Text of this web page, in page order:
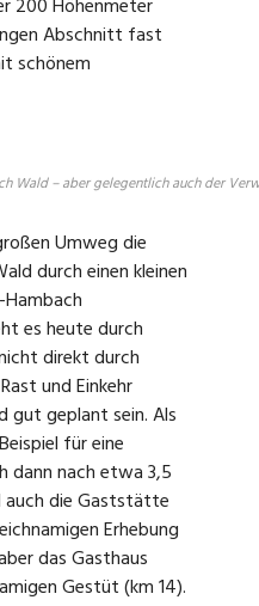
200 Höhenmeter
Abschnitt fast
schönem
Wald – aber gelegentlich auch der
Umweg die
durch einen kleinen
es heute durch
direkt durch
und Einkehr
gut geplant sein. Als
für eine
dann nach etwa 3,5
auch die Gaststätte
Erhebung
das Gasthaus
Gestüt (km 14).